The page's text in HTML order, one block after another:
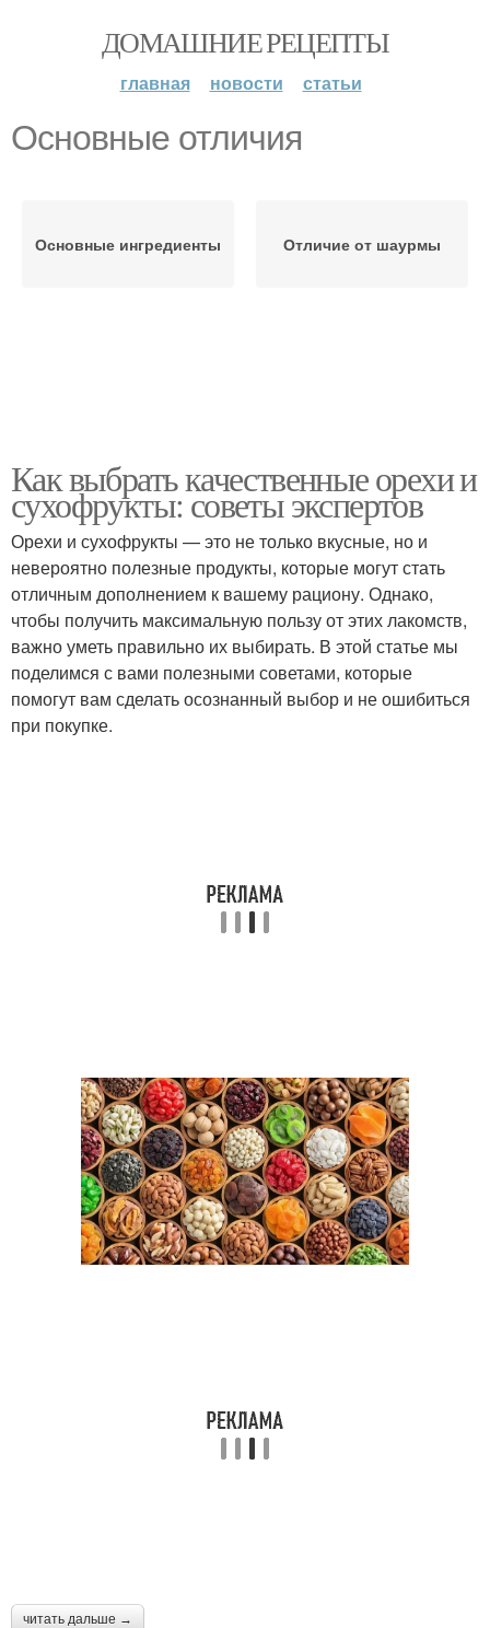
ДОМАШНИЕ РЕЦЕПТЫ
главная новости статьи
Основные отличия
Основные ингредиенты Отличие от шаурмы
Как выбрать качественные орехи и
сухофрукты: советы экспертов
Орехи и сухофрукты — это не только вкусные, но и
невероятно полезные продукты, которые могут стать
отличным дополнением к вашему рациону. Однако,
чтобы получить максимальную пользу от этих лакомств,
важно уметь правильно их выбирать. В этой статье мы
поделимся с вами полезными советами, которые
помогут вам сделать осознанный выбор и не ошибиться
при покупке.
читать дальше →